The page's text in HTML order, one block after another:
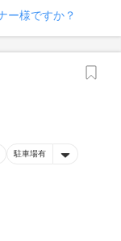
ー様ですか？
駐車場有